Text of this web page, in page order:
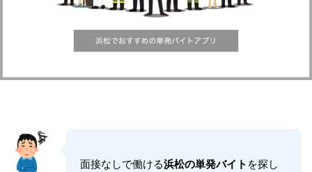
面接なしで働ける浜松の単発バイト を探し